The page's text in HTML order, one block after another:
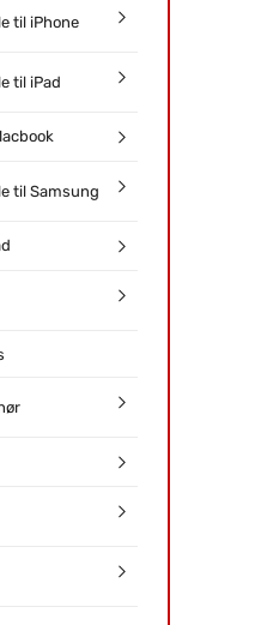
til iPhone
til iPad
til Samsung